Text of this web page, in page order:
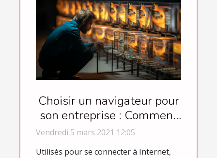
Choisir un navigateur pour
son entreprise : Comment
procéder ?
Vendredi 5 mars 2021 12:05
Utilisés pour se connecter à Internet,